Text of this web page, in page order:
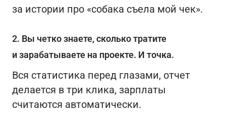
за истории про «собака съела мой чек».
2. Вы четко знаете, сколько тратите
и зарабатываете на проекте. И точка.
Вся статистика перед глазами, отчет
делается в три клика, зарплаты
считаются автоматически.